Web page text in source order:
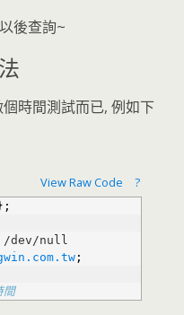
後查詢~
時間測試而已, 例如下
View Raw Code ?
;
;
間